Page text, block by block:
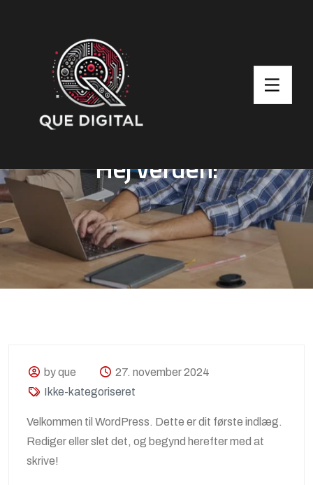
Hej verden!
by que
27. november 2024
Ikke-kategoriseret
Velkommen til WordPress. Dette er dit første indlæg.
Rediger eller slet det, og begynd herefter med at
skrive!